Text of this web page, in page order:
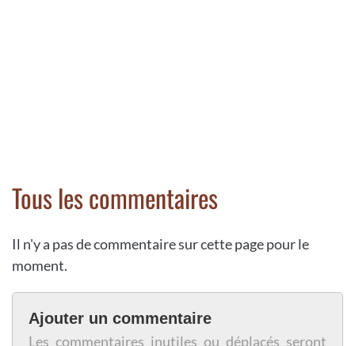
Tous les commentaires
Il n'y a pas de commentaire sur cette page pour le
moment.
Ajouter un commentaire
Les commentaires inutiles ou déplacés seront